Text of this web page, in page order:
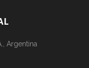
Argentina